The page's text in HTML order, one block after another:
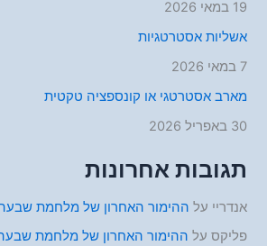
19 במאי 2026
אשליות אסטרטגיות
7 במאי 2026
מארב אסטרטגי או קונספציה טקטית
30 באפריל 2026
תגובות אחרונות
אנדריי על ההימור האחרון של מלחמת
פליקס על ההימור האחרון של מלחמת